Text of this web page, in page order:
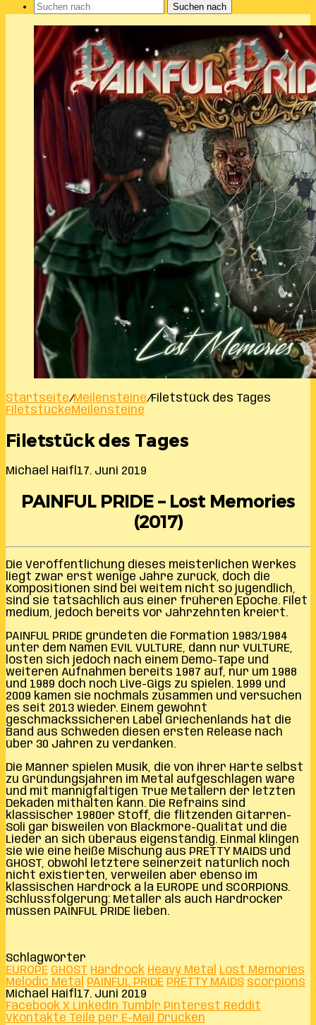
Suchen nach
Startseite/Meilensteine/Filetstück des Tages
FiletstückeMeilensteine
Filetstück des Tages
Michael Haifl 17. Juni 2019
PAINFUL PRIDE – Lost Memories
(2017)
Die Veröffentlichung dieses meisterlichen Werkes
liegt zwar erst wenige Jahre zurück, doch die
Kompositionen sind bei weitem nicht so jugendlich,
sind sie tatsächlich aus einer früheren Epoche. Filet
medium, jedoch bereits vor Jahrzehnten kreiert.
PAINFUL PRIDE gründeten die Formation 1983/1984
unter dem Namen EVIL VULTURE, dann nur VULTURE,
lösten sich jedoch nach einem Demo-Tape und
weiteren Aufnahmen bereits 1987 auf, nur um 1988
und 1989 doch noch Live-Gigs zu spielen. 1999 und
2009 kamen sie nochmals zusammen und versuchen
es seit 2013 wieder. Einem gewohnt
geschmackssicheren Label Griechenlands hat die
Band aus Schweden diesen ersten Release nach
über 30 Jahren zu verdanken.
Die Männer spielen Musik, die von ihrer Härte selbst
zu Gründungsjahren im Metal aufgeschlagen wäre
und mit mannigfaltigen True Metallern der letzten
Dekaden mithalten kann. Die Refrains sind
klassischer 1980er Stoff, die flitzenden Gitarren-
Soli gar bisweilen von Blackmore-Qualität und die
Lieder an sich überaus eigenständig. Einmal klingen
sie wie eine heiße Mischung aus PRETTY MAIDS und
GHOST, obwohl letztere seinerzeit natürlich noch
nicht existierten, verweilen aber ebenso im
klassischen Hardrock á la EUROPE und SCORPIONS.
Schlussfolgerung: Metaller als auch Hardrocker
müssen PAINFUL PRIDE lieben.
Schlagwörter
EUROPE GHOST Hardrock Heavy Metal
Lost Memories
Melodic Metal
PAINFUL PRIDE PRETTY MAIDS scorpions
Michael Haifl 17. Juni 2019
Facebook X LinkedIn Tumblr Pinterest Reddit
VKontakte Teile per E-Mail Drucken